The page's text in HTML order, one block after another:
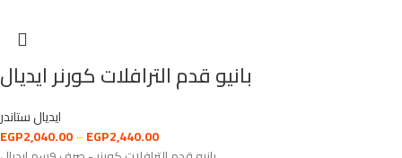
بانيو قدم الترافلات كورنر ايديال
ايديال ستاندر
EGP2,040.00–EGP2,440.00